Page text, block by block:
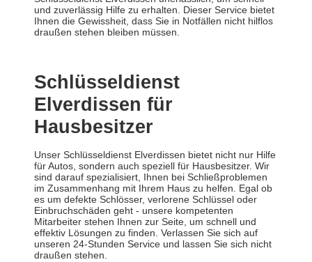
und zuverlässig Hilfe zu erhalten. Dieser Service bietet
Ihnen die Gewissheit, dass Sie in Notfällen nicht hilflos
draußen stehen bleiben müssen.
Schlüsseldienst
Elverdissen für
Hausbesitzer
Unser Schlüsseldienst Elverdissen bietet nicht nur Hilfe
für Autos, sondern auch speziell für Hausbesitzer. Wir
sind darauf spezialisiert, Ihnen bei Schließproblemen
im Zusammenhang mit Ihrem Haus zu helfen. Egal ob
es um defekte Schlösser, verlorene Schlüssel oder
Einbruchschäden geht - unsere kompetenten
Mitarbeiter stehen Ihnen zur Seite, um schnell und
effektiv Lösungen zu finden. Verlassen Sie sich auf
unseren 24-Stunden Service und lassen Sie sich nicht
draußen stehen.